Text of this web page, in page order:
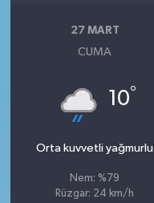
27 MART
CUMA
10°
Orta kuvvetli yağmurlu
Nem: %79
Rüzgar: 24 km/h